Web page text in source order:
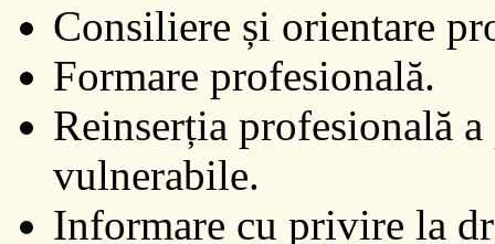
Consiliere și orientare
Formare profesională.
Reinserția profesională
vulnerabile.
Informare cu privire la